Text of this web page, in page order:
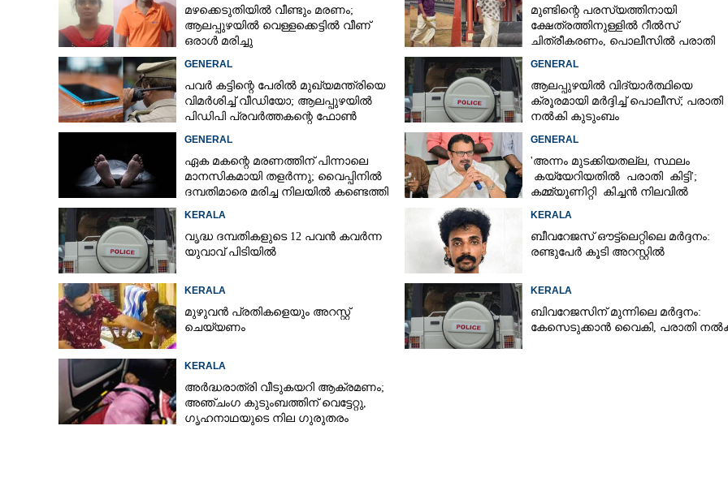
CONTACT US
മഴക്കെടുതിയിൽ വീണ്ടും മരണം;
ആലപ്പുഴയിൽ വെള്ളക്കെട്ടിൽ വീണ്
ഒരാൾ മരിച്ചു
മുണ്ടിന്റെ പരസ്യത്തിനായി
ക്ഷേത്രത്തിനുള്ളിൽ റീൽസ്
ചിത്രീകരണം, പൊലീസിൽ പരാതി
GENERAL
പവർ കട്ടിന്റെ പേരിൽ മുഖ്യമന്ത്രിയെ
വിമർശിച്ച് വീഡിയോ; ആലപ്പുഴയിൽ
പിഡിപി പ്രവർത്തകന്റെ ഫോൺ
GENERAL
ആലപ്പുഴയിൽ വിദ്യാർത്ഥിയെ
ക്രൂരമായി മർദ്ദിച്ച് പൊലീസ്; പരാതി
നൽകി കുടുംബം
GENERAL
ഏക മകന്റെ മരണത്തിന് പിന്നാലെ
മാനസികമായി തളർന്നു; വൈപ്പിനിൽ
ദമ്പതിമാരെ മരിച്ച നിലയിൽ കണ്ടെത്തി
GENERAL
'അന്നം മുടക്കിയതല്ല, സ്ഥലം
കയ്യേറിയതിൽ പരാതി കിട്ടി';
കമ്മ്യൂണിറ്റി കിച്ചൻ നിലവിൽ
KERALA
വൃദ്ധ ദമ്പതികളുടെ 12 പവൻ കവർന്ന
യുവാവ് പിടിയിൽ
KERALA
ബീവറേജസ് ഔട്ട്‌ലെറ്റിലെ മർദ്ദനം:
രണ്ടുപേർ കൂടി അറസ്റ്റിൽ
KERALA
മുഴുവൻ പ്രതികളെയും അറസ്റ്റ്
ചെയ്യണം
KERALA
ബിവറേജസിന് മുന്നിലെ മർദ്ദനം:
കേസെടുക്കാൻ വൈകി, പരാതി
KERALA
അർദ്ധരാത്രി വീടുകയറി ആക്രമണം;
അഞ്ചംഗ കുടുംബത്തിന് വെട്ടേറ്റു,
ഗൃഹനാഥയുടെ നില ഗുരുതരം